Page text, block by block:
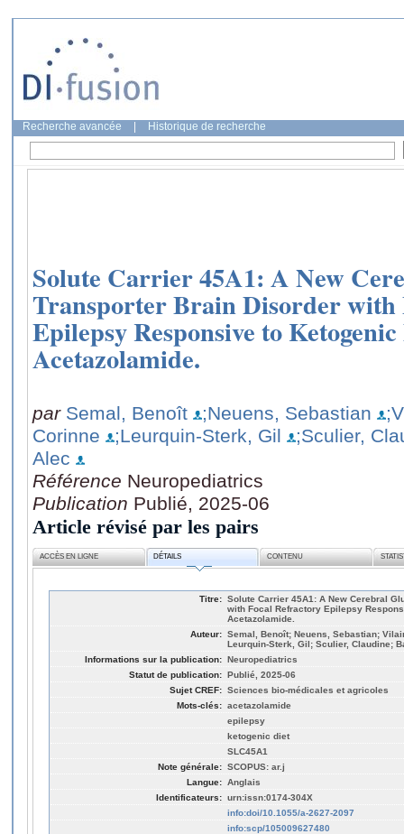
Recherche avancée Historique de recherche
Solute Carrier 45A1: A New
Transporter Brain Disorder with
Epilepsy Responsive to
Acetazolamide.
par Semal, Benoît ;Neuens, Sebastian
Corinne
;Leurquin-Sterk, Gil
;Sculier,
Alec
Référence Neuropediatrics
Publication Publié, 2025-06
Article révisé par les pairs
ACCÈS EN LIGNE DÉTAILS CONTENU
Titre: Solute Carrier 45A1: A New Cerebral
with Focal Refractory Epilepsy
Acetazolamide.
Auteur: Semal, Benoît; Neuens, Sebastian;
Leurquin-Sterk, Gil; Sculier, Claudine;
Informations sur la publication: Neuropediatrics
Statut de publication: Publié, 2025-06
Sujet CREF: Sciences bio-médicales et agricoles
Mots-clés: acetazolamide
epilepsy
ketogenic diet
SLC45A1
Note générale: SCOPUS: ar.j
Langue: Anglais
Identificateurs: urn:issn:0174-304X
info:doi/10.1055/a-2627-2097
info:scp/105009627480